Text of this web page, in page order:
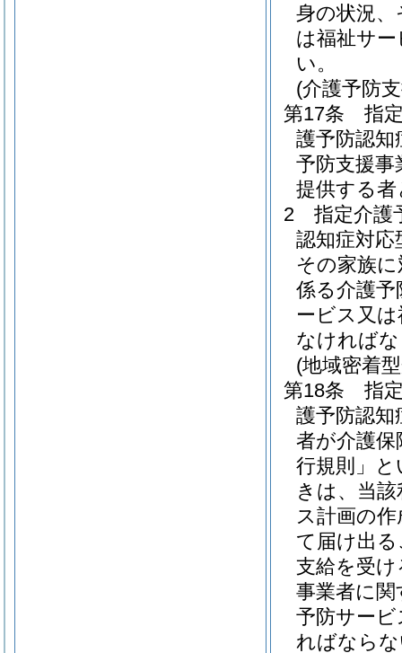
身の状況
は福祉サ
い。
(介護予防
第17条
指
護予防認
予防支援
提供する
2
指定介護
認知症対
その家族
係る介護
ービス又
なければ
(地域密着
第18条
指
護予防認知
者が介護保
行規則」と
きは、当
ス計画の
て届け出
支給を受
事業者に
予防サー
ればなら